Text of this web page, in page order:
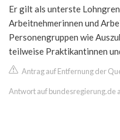
Er gilt als unterste
Arbeitnehmerinnen und
Personengruppen wie
teilweise Praktikantinnen
Antrag auf Entfernung der
Antwort auf bundesregierung.de